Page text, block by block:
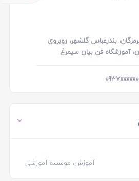
بندرعباس گلشهر، روبروی
آموزشگاه فن بیان سیمرغ
آموزش، موسسه آموزشی